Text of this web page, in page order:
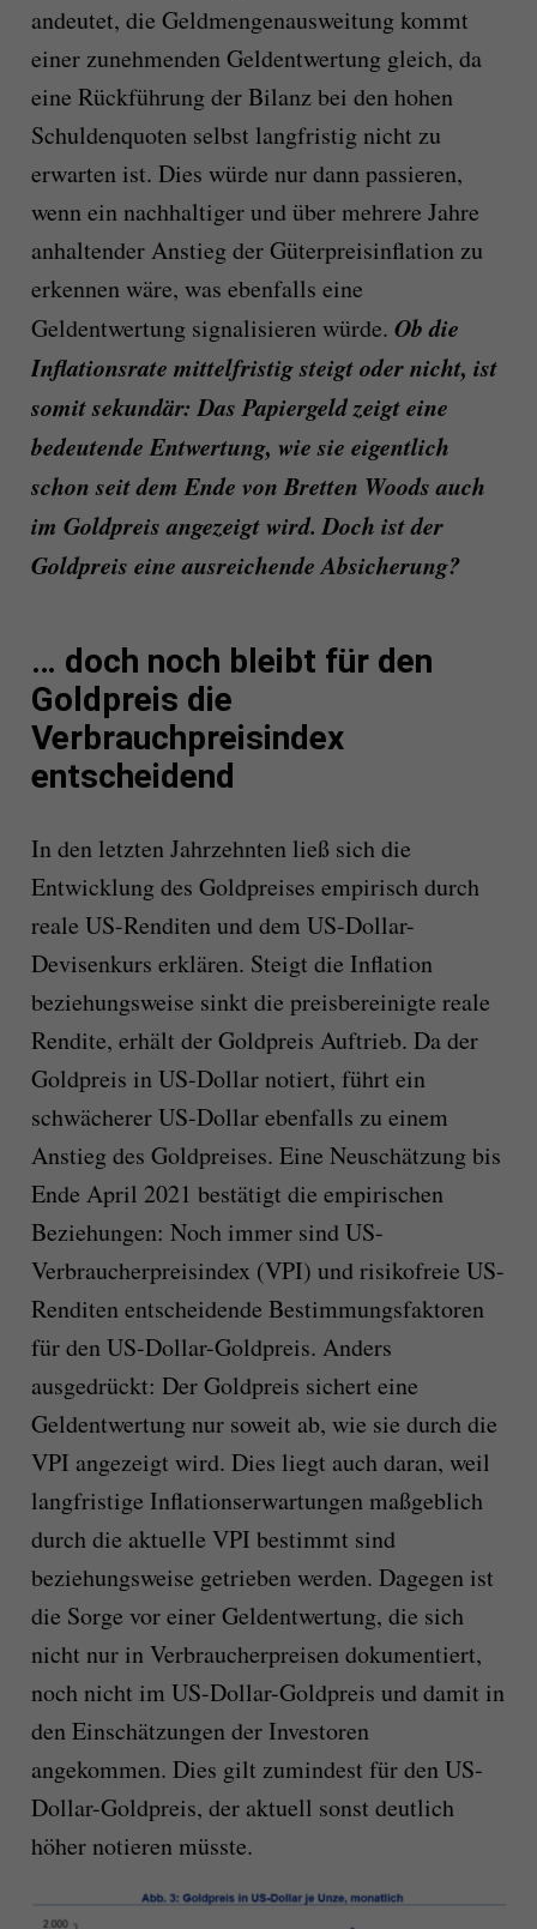
andeutet, die Geldmengenausweitung kommt
einer zunehmenden Geldentwertung gleich, da
eine Rückführung der Bilanz bei den hohen
Schuldenquoten selbst langfristig nicht zu
erwarten ist. Dies würde nur dann passieren,
wenn ein nachhaltiger und über mehrere Jahre
anhaltender Anstieg der Güterpreisinflation zu
erkennen wäre, was ebenfalls eine
Geldentwertung signalisieren würde. Ob die
Inflationsrate mittelfristig steigt oder nicht, ist
somit sekundär: Das Papiergeld zeigt eine
bedeutende Entwertung, wie sie eigentlich
schon seit dem Ende von Bretten Woods auch
im Goldpreis angezeigt wird. Doch ist der
Goldpreis eine ausreichende Absicherung?
… doch noch bleibt für den
Goldpreis die
Verbrauchpreisindex
entscheidend
In den letzten Jahrzehnten ließ sich die
Entwicklung des Goldpreises empirisch durch
reale US-Renditen und dem US-Dollar-
Devisenkurs erklären. Steigt die Inflation
beziehungsweise sinkt die preisbereinigte reale
Rendite, erhält der Goldpreis Auftrieb. Da der
Goldpreis in US-Dollar notiert, führt ein
schwächerer US-Dollar ebenfalls zu einem
Anstieg des Goldpreises. Eine Neuschätzung bis
Ende April 2021 bestätigt die empirischen
Beziehungen: Noch immer sind US-
Verbraucherpreisindex (VPI) und risikofreie US-
Renditen entscheidende Bestimmungsfaktoren
für den US-Dollar-Goldpreis. Anders
ausgedrückt: Der Goldpreis sichert eine
Geldentwertung nur soweit ab, wie sie durch die
VPI angezeigt wird. Dies liegt auch daran, weil
langfristige Inflationserwartungen maßgeblich
durch die aktuelle VPI bestimmt sind
beziehungsweise getrieben werden. Dagegen ist
die Sorge vor einer Geldentwertung, die sich
nicht nur in Verbraucherpreisen dokumentiert,
noch nicht im US-Dollar-Goldpreis und damit in
den Einschätzungen der Investoren
angekommen. Dies gilt zumindest für den US-
Dollar-Goldpreis, der aktuell sonst deutlich
höher notieren müsste.